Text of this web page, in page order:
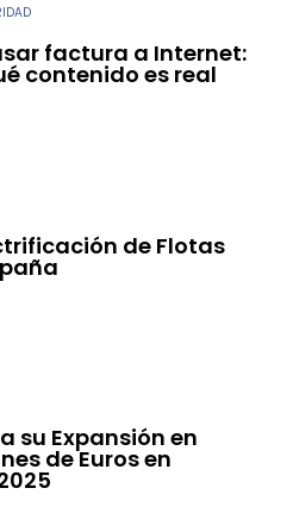
factura a Internet:
contenido es real
de Flotas
su Expansión en
de Euros en